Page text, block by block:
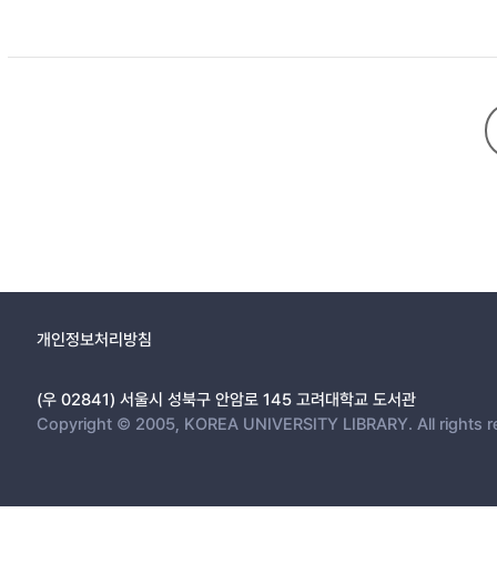
개인정보처리방침
(우 02841) 서울시 성북구 안암로 145 고려대학교 도서관
Copyright © 2005, KOREA UNIVERSITY LIBRARY. All rights